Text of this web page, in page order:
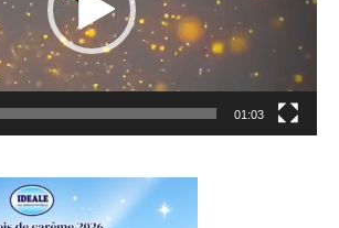
01:03